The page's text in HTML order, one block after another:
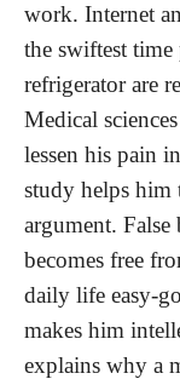
work. Internet
the swiftest
refrigerator are
Medical
lessen his pain
study helps him
argument.
becomes free
daily life easy-
makes him
explains why a